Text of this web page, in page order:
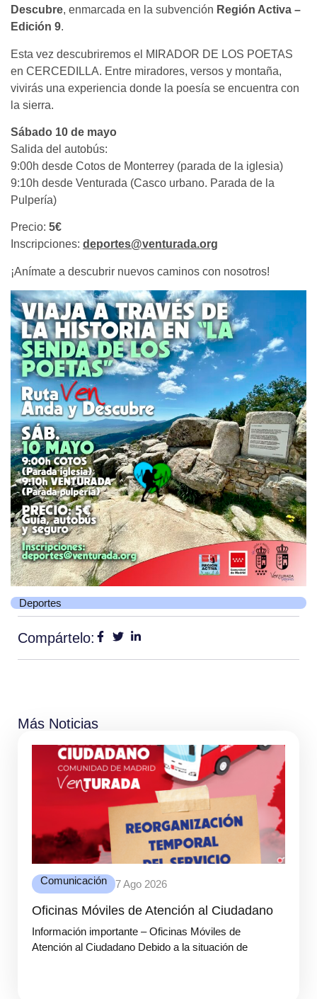
Descubre, enmarcada en la subvención Región Activa –
Edición 9.
Esta vez descubriremos el MIRADOR DE LOS POETAS
en CERCEDILLA. Entre miradores, versos y montaña,
vivirás una experiencia donde la poesía se encuentra con
la sierra.
Sábado 10 de mayo
Salida del autobús:
9:00h desde Cotos de Monterrey (parada de la iglesia)
9:10h desde Venturada (Casco urbano. Parada de la
Pulpería)
Precio: 5€
Inscripciones: deportes@venturada.org
¡Anímate a descubrir nuevos caminos con nosotros!
Deportes
Compártelo:
Más Noticias
Comunicación 7 Ago 2026
Oficinas Móviles de Atención al Ciudadano
Información importante – Oficinas Móviles de
Atención al Ciudadano Debido a la situación de